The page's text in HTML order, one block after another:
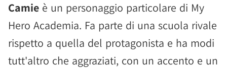
Camie è un personaggio particolare di My
Hero Academia. Fa parte di una scuola rivale
rispetto a quella del protagonista e ha modi
tutt'altro che aggraziati, con un accento e un